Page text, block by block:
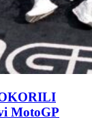
MotoGP